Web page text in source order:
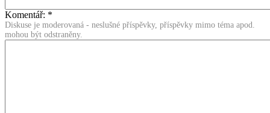
Komentář: *
Diskuse je moderovaná - neslušné příspěvky, příspěvky mimo téma apod.
mohou být odstraněny.